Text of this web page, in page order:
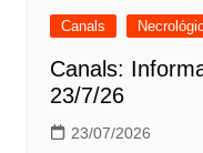
Canals
Canals:
23/7/26
23/07/2026